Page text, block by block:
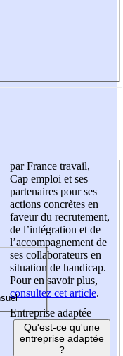
par France travail,
Cap emploi et ses
partenaires pour ses
actions concrètes en
faveur du recrutement,
de l’intégration et de
l’accompagnement de
ses collaborateurs en
situation de handicap.
Pour en savoir plus,
consultez cet article.
Entreprise adaptée
Qu'est-ce qu'une
entreprise adaptée
?